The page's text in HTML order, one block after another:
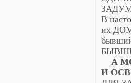
В
их
А
И